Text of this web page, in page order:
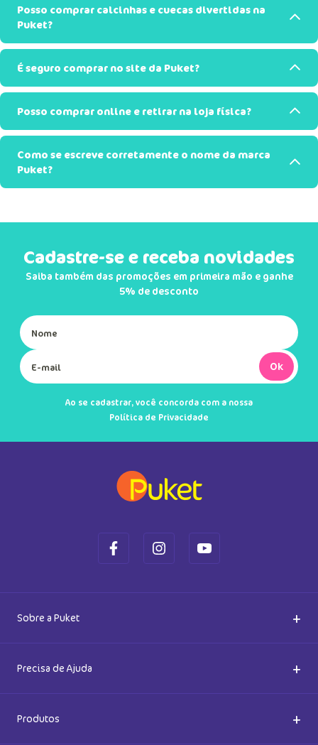
Posso comprar calcinhas e cuecas divertidas na
Puket?
É seguro comprar no site da Puket?
Posso comprar online e retirar na loja física?
Como se escreve corretamente o nome da marca
Puket?
Cadastre-se e receba novidades
Saiba também das promoções em primeira mão e ganhe
5% de desconto
Ok
Ao se cadastrar, você concorda com a nossa
Política de Privacidade
Sobre a Puket +
Quem somos
Precisa de Ajuda +
Dúvidas Frequentes
Produtos +